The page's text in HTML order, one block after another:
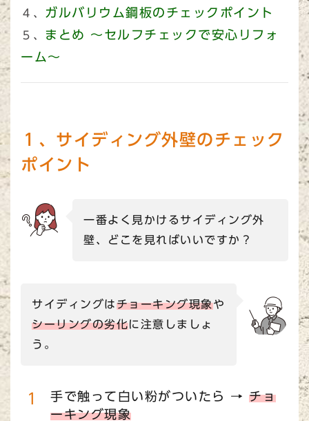
４、 ガルバリウム鋼板のチェックポイント
５、 まとめ ～セルフチェックで安心リフォ
ーム～
１、サイディング外壁のチェック
ポイント
一番よく見かけるサイディング外
壁、どこを見ればいいですか？
サイディングはチョーキング現象や
シーリングの劣化に注意しましょ
う。
手で触って白い粉がついたら →チョ
ーキング現象